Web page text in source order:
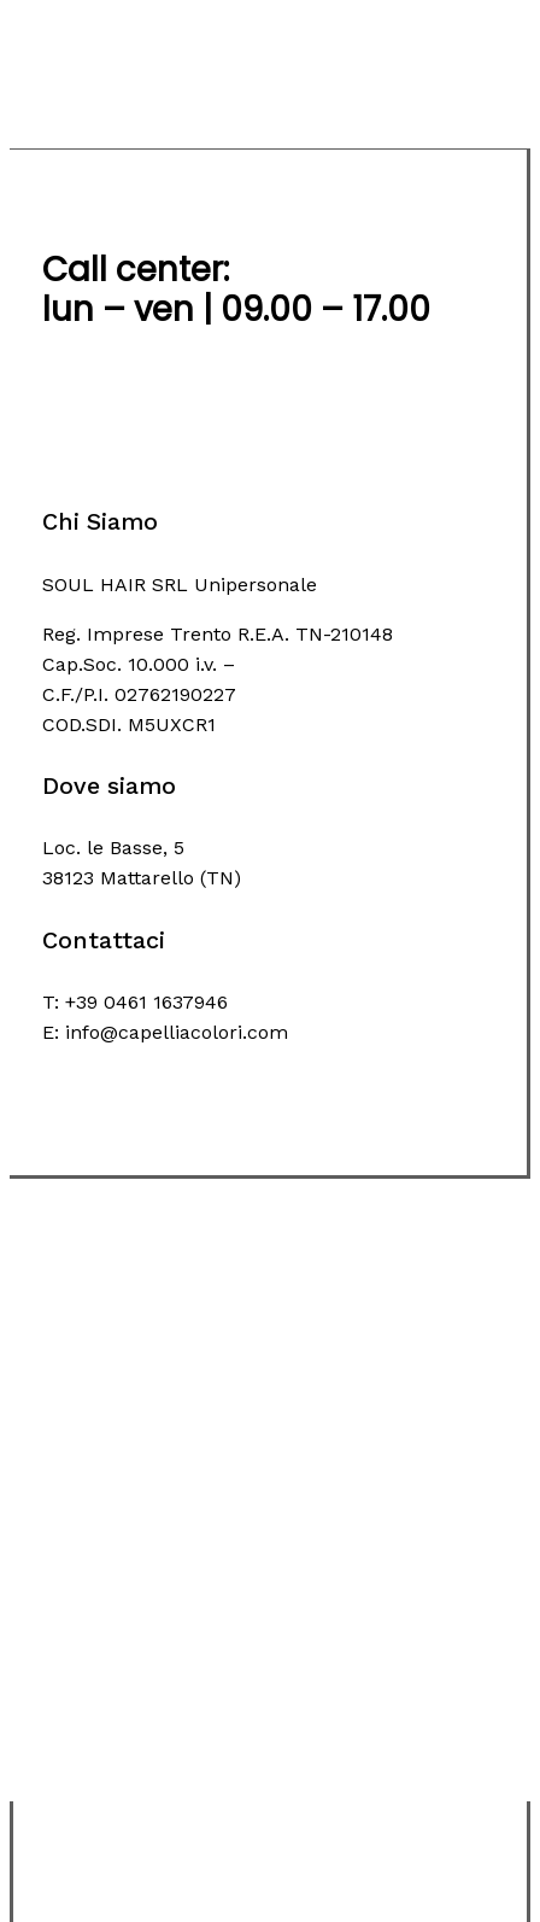
Call center:
lun – ven | 09.00 – 17.00
Chi Siamo
SOUL HAIR SRL Unipersonale
Reg. Imprese Trento R.E.A. TN-210148
Cap.Soc. 10.000 i.v. –
C.F./P.I. 02762190227
COD.SDI. M5UXCR1
Dove siamo
Loc. le Basse, 5
38123 Mattarello (TN)
Contattaci
T: +39 0461 1637946
E: info@capelliacolori.com